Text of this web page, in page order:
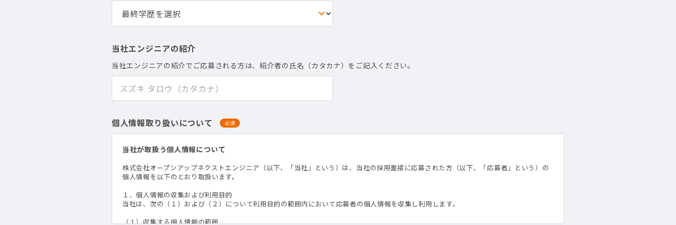
当社エンジニアの紹介
当社エンジニアの紹介でご応募される方は、紹介者の氏名（カタカナ）をご記入ください。
個人情報取り扱いについて 必須
当社が取扱う個人情報について
株式会社オープンアップネクストエンジニア（以下、「当社」という）は、当社の採用面接に応募された方（以下、「応募者」という）の
個人情報を以下のとおり取扱います。
１．個人情報の収集および利用目的
当社は、次の（１）および（２）について利用目的の範囲内において応募者の個人情報を収集し利用します。
（１）収集する個人情報の範囲